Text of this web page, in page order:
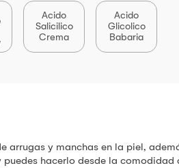
Acido
Salicilico
Crema
Acido
Glicolico
Babaria
arrugas y manchas en la piel,
hacerlo desde la comodidad